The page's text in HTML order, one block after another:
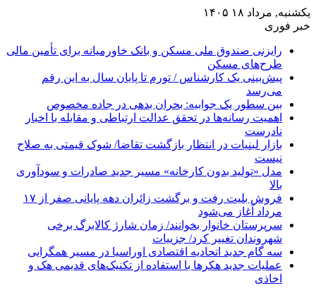
یکشنبه, مرداد ۱۸ ۱۴۰۵
خبر فوری
رایزنی صندوق ملی مسکن و بانک خاورمیانه برای تأمین مالی
طرح‌های مسکن
پیش‌بینی یک کارشناس / تورم تا پایان سال به این رقم
می‌رسد
بین سطور یک جوابیه: بحران بدهی در جاده مخصوص
اهمیت رسانه‌ها در تحقق عدالت ارتباطی و مقابله با اخبار
نادرست
بازار لبنیات در انتظار بازگشت تقاضا/ شوک قیمتی به صلاح
نیست
مدل «تولید بدون کارخانه» مسیر جدید صادرات و سودآوری
بالا
فروش بلیت رفت و برگشت زائران دهه پایانی صفر از ۱۷
مرداد آغاز می‌شود
سرپرستان خانوار بخوانند/ زمان شارژ کالابرگ برخی
شهروندان تغییر کرد/ جزییات
سه گام جدید اتحادیه اقتصادی اوراسیا در مسیر همگرایی
عملیات جدید هکرها با استفاده از تکنیک‌های قدیمی هک و
اخاذی